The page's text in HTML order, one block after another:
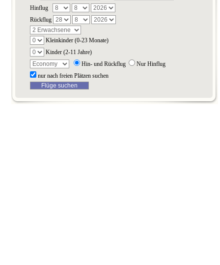
Hinflug
Rückflug
Kleinkinder (0-23 Monate)
Kinder (2-11 Jahre)
Hin- und Rückflug
Nur Hinflug
nur nach freien Plätzen suchen